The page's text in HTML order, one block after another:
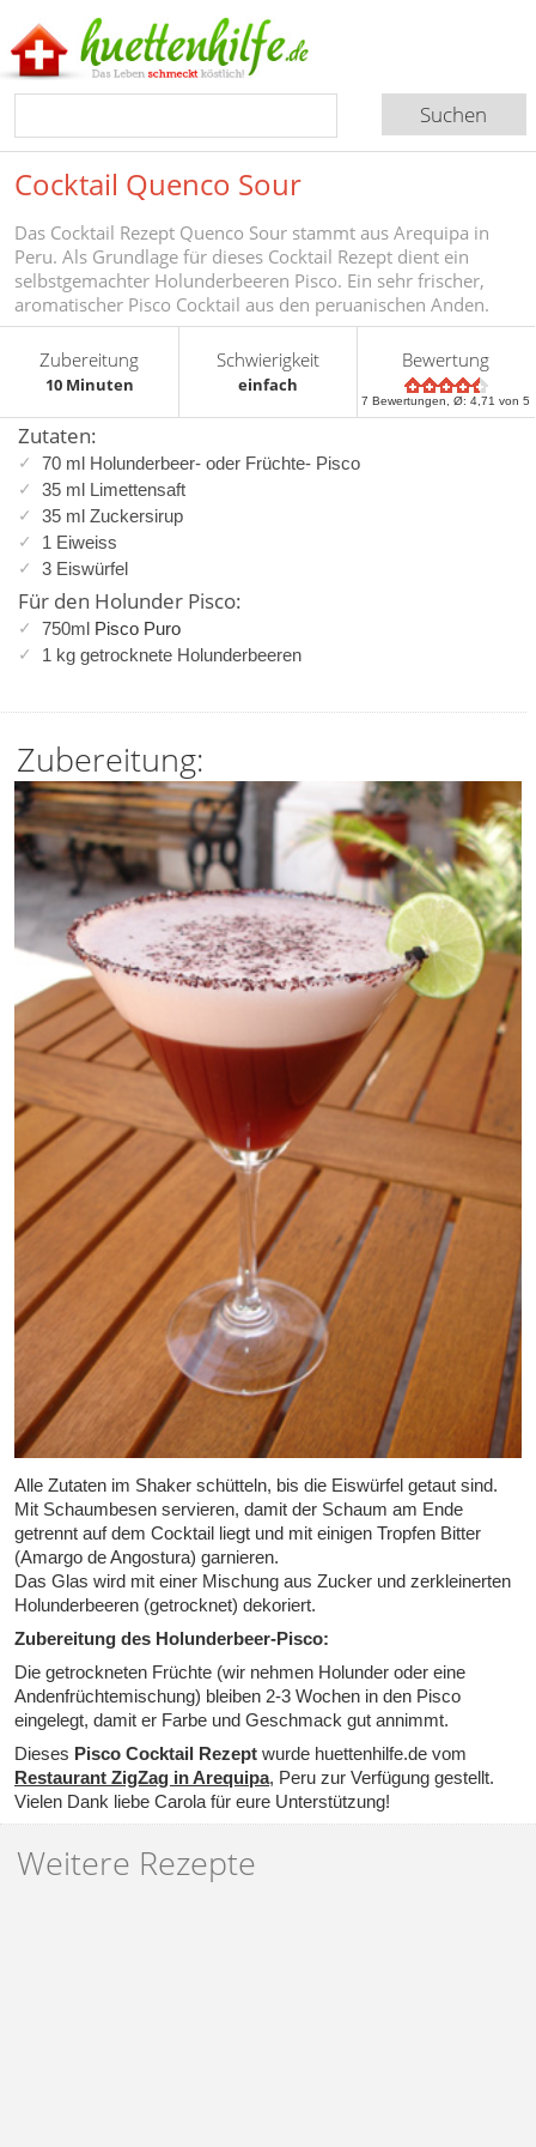
Cocktail Quenco Sour
Das Cocktail Rezept Quenco Sour stammt aus Arequipa in
Peru. Als Grundlage für dieses Cocktail Rezept dient ein
selbstgemachter Holunderbeeren Pisco. Ein sehr frischer,
aromatischer Pisco Cocktail aus den peruanischen Anden.
Zubereitung
10 Minuten
Schwierigkeit
einfach
Bewertung
7 Bewertungen, Ø:4,71 von 5
Zutaten:
70 ml Holunderbeer- oder Früchte- Pisco
35 ml Limettensaft
35 ml Zuckersirup
1 Eiweiss
3 Eiswürfel
Für den Holunder Pisco:
750ml Pisco Puro
1 kg getrocknete Holunderbeeren
Zubereitung:
Alle Zutaten im Shaker schütteln, bis die Eiswürfel getaut sind.
Mit Schaumbesen servieren, damit der Schaum am Ende
getrennt auf dem Cocktail liegt und mit einigen Tropfen Bitter
(Amargo de Angostura) garnieren.
Das Glas wird mit einer Mischung aus Zucker und zerkleinerten
Holunderbeeren (getrocknet) dekoriert.
Zubereitung des Holunderbeer-Pisco:
Die getrockneten Früchte (wir nehmen Holunder oder eine
Andenfrüchtemischung) bleiben 2-3 Wochen in den Pisco
eingelegt, damit er Farbe und Geschmack gut annimmt.
Dieses Pisco Cocktail Rezept wurde huettenhilfe.de vom
Restaurant ZigZag in Arequipa, Peru zur Verfügung gestellt.
Vielen Dank liebe Carola für eure Unterstützung!
Weitere Rezepte